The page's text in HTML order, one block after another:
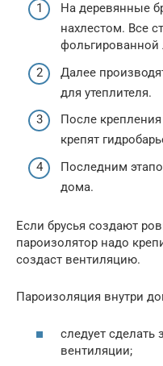
На деревянные
нахлестом. Все
фольгированной
Далее
для утеплителя.
После
крепят
Последним
дома.
Если брусья создают
пароизолятор надо
создаст вентиляцию.
Пароизоляция внутри
следует
вентиляции;